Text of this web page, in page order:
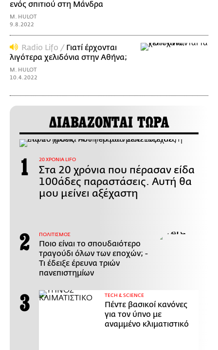
ενός σπιτιού στη Μάνδρα
M. HULOT
9.8.2022
Radio Lifo / Γιατί έρχονται
λιγότερα χελιδόνια στην Αθήνα;
M. HULOT
10.4.2022
ΔΙΑΒΑΖΟΝΤΑΙ ΤΩΡΑ
20 ΧΡΟΝΙΑ LIFO
Στα 20 χρόνια που πέρασαν είδα
100άδες παραστάσεις. Αυτή θα
μου μείνει αξέχαστη
ΠΟΛΙΤΙΣΜΟΣ
Ποιο είναι το σπουδαιότερο
τραγούδι όλων των εποχών; -
Τι έδειξε έρευνα τριών
πανεπιστημίων
ΤECH & SCIENCE
Πέντε βασικοί κανόνες
για τον ύπνο με
αναμμένο κλιματιστικό